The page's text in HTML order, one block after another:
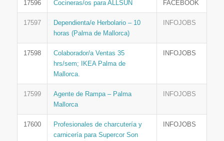
17596 Cocineras/os para ALLSUN FACEBOOK
17597
Dependienta/e Herbolario – 10
horas (Palma de Mallorca)
INFOJOBS
17598
Colaborador/a Ventas 35
hrs/sem; IKEA Palma de
Mallorca.
INFOJOBS
17599
Agente de Rampa – Palma
Mallorca
INFOJOBS
17600
Profesionales de charcutería y
carnicería para Supercor Son
INFOJOBS